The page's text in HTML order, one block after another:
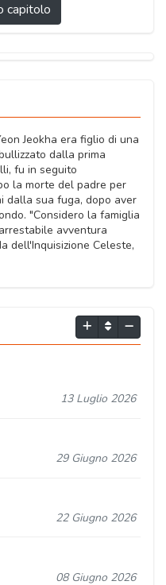
capitolo
Jeokha era figlio di una
dalla prima
fu in seguito
la morte del padre per
dalla sua fuga, dopo aver
"Considero la famiglia
avventura
dell'Inquisizione Celeste,
13 Luglio 2026
29 Giugno 2026
22 Giugno 2026
08 Giugno 2026